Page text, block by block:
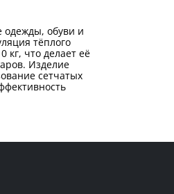
одежды, обуви и
тёплого
кг, что делает её
Изделие
сетчатых